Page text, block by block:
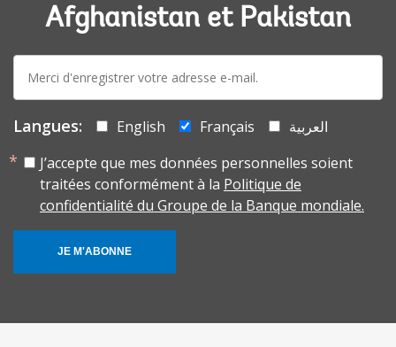
Afghanistan et Pakistan
mail:
Langues: English Français
العربية
J’accepte que mes données personnelles soient
traitées conformément à la Politique de
confidentialité du Groupe de la Banque mondiale.
JE M'ABONNE